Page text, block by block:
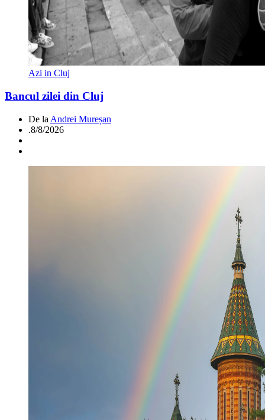
Azi in Cluj
Bancul zilei din Cluj
De la Andrei Mureșan
.8/8/2026